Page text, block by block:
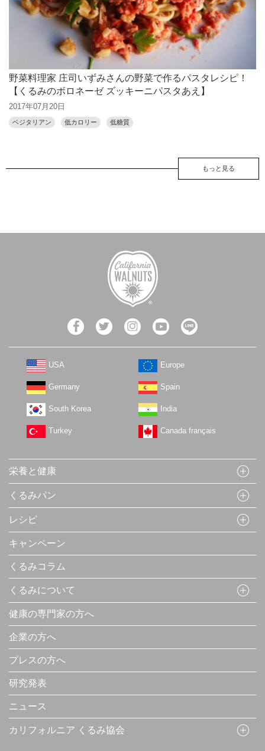
野菜料理家 庄司いずみさんの野菜で作るパスタレシピ！
【くるみのボロネーゼ ズッキーニパスタあえ】
2017年07月20日
ベジタリアン 低カロリー 低糖質
もっと見る
USA Europe
Germany Spain
South Korea India
Turkey Canada français
栄養と健康
くるみパン
レシピ
キャンペーン
くるみコラム
くるみについて
健康の専門家の方へ
企業の方へ
プレスの方へ
研究発表
ニュース
カリフォルニア くるみ協会